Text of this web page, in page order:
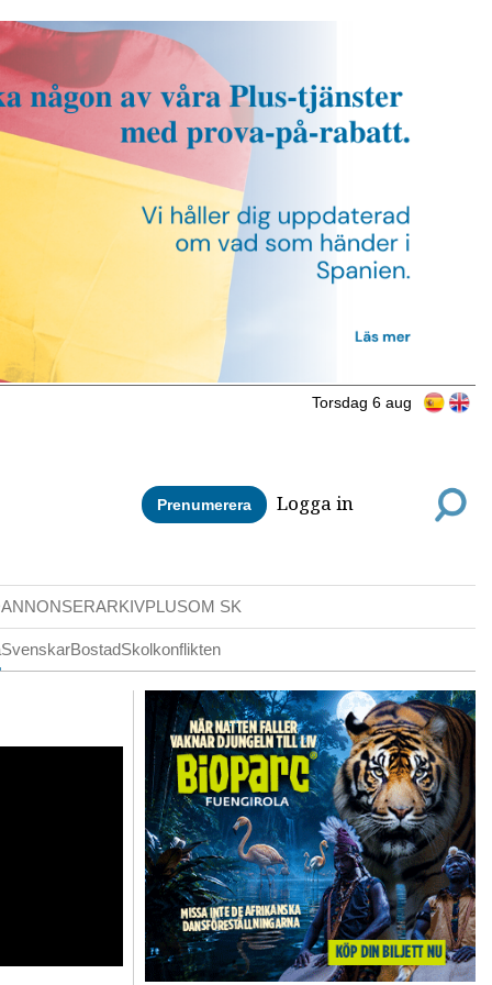
Torsdag 6 aug
Prenumerera Logga in
ARKIVPLUSOM SK
SvenskarBostadSkolkonflikten